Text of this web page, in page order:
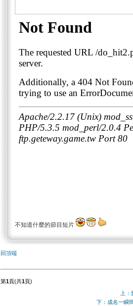
不知道什麼的節目短片
回頂端
第1頁(共1頁)
上
下：成名一瞬